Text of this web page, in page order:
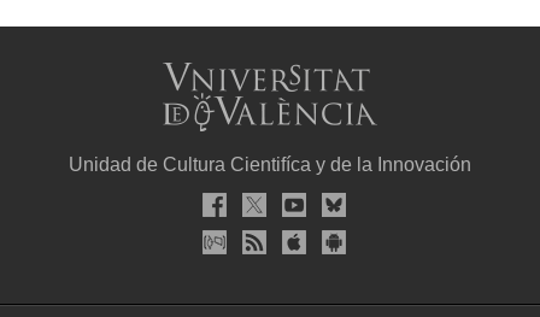
Unidad de Cultura Cientifíca y de la Innovación